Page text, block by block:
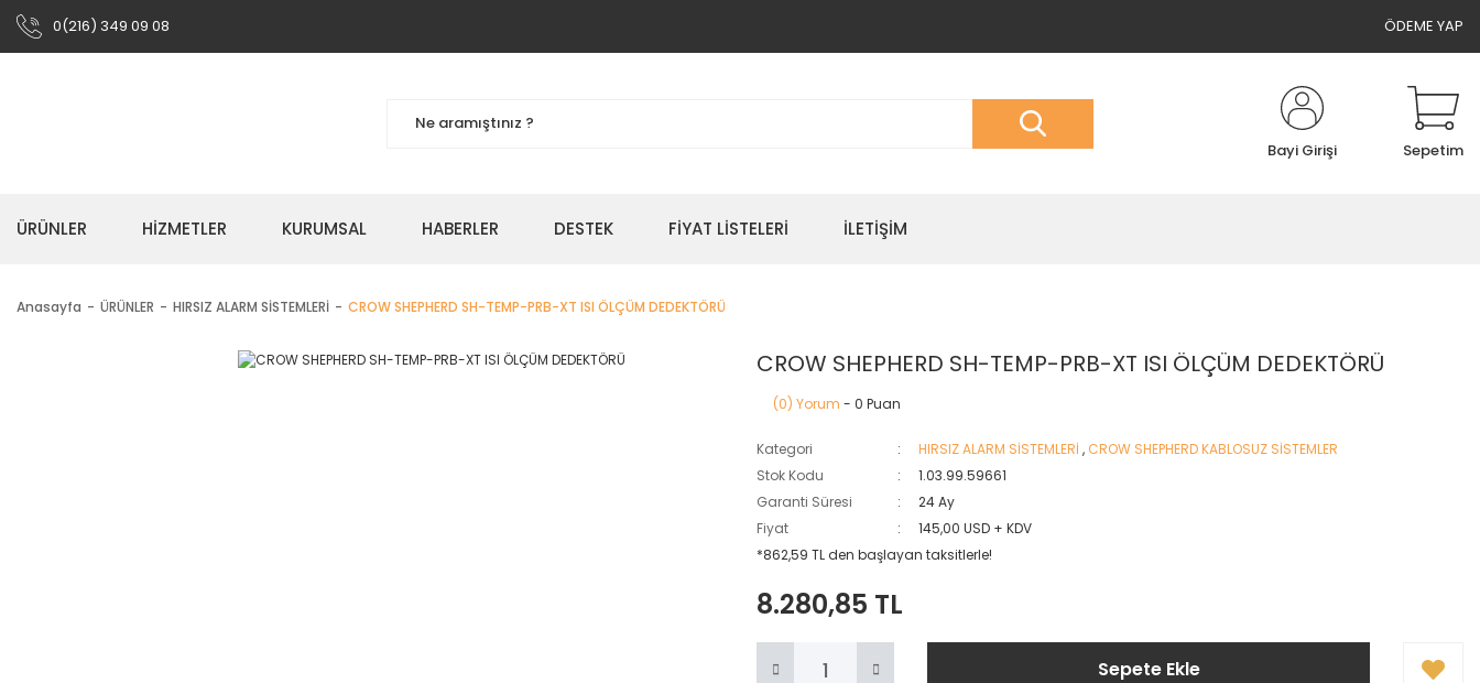
0(216) 349 09 08 ÖDEME YAP
Bayi Girişi Sepetim
ÜRÜNLER HIZMETLER KURUMSAL HABERLER DESTEK FIYAT LISTELERI İLETIŞIM
Anasayfa ÜRÜNLER HIRSIZ ALARM SİSTEMLERİ CROW SHEPHERD SH-TEMP-PRB-XT ISI ÖLÇÜM DEDEKTÖRÜ
CROW SHEPHERD SH-TEMP-PRB-XT ISI ÖLÇÜM DEDEKTÖRÜ
(0) Yorum - 0 Puan
Kategori HIRSIZ ALARM SİSTEMLERİ , CROW SHEPHERD KABLOSUZ SİSTEMLER
Stok Kodu
1.03.99.59661
Garanti Süresi
24 Ay
Fiyat
145,00 USD + KDV
*862,59 TL den başlayan taksitlerle!
8.280,85 TL
Sepete Ekle